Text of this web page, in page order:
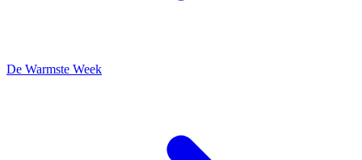
De Warmste Week